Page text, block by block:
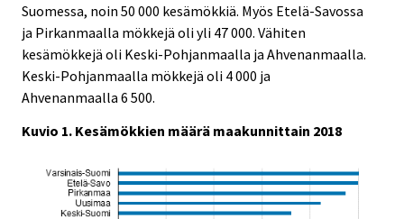
Suomessa, noin 50 000 kesämökkiä. Myös Etelä-Savossa
ja Pirkanmaalla mökkejä oli yli 47 000. Vähiten
kesämökkejä oli Keski-Pohjanmaalla ja Ahvenanmaalla.
Keski-Pohjanmaalla mökkejä oli 4 000 ja
Ahvenanmaalla 6 500.
Kuvio 1. Kesämökkien määrä maakunnittain 2018